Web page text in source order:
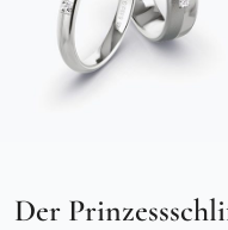
Der